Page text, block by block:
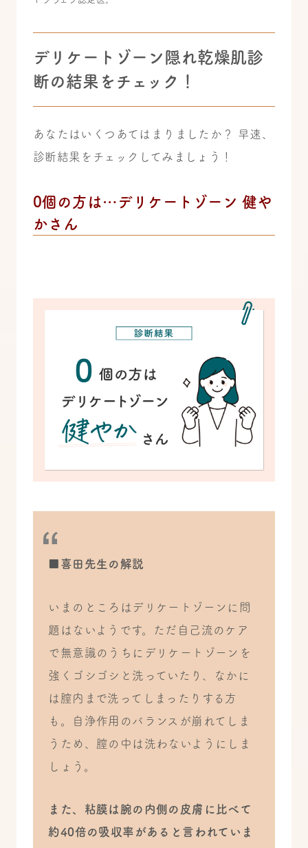
デリケートゾーン隠れ乾燥肌診
断の結果をチェック！
あなたはいくつあてはまりましたか？ 早速、
診断結果をチェックしてみましょう！
0個の方は…デリケートゾーン 健や
かさん
■喜田先生の解説
いまのところはデリケートゾーンに問
題はないようです。ただ自己流のケア
で無意識のうちにデリケートゾーンを
強くゴシゴシと洗っていたり、なかに
は膣内まで洗ってしまったりする方
も。自浄作用のバランスが崩れてしま
うため、膣の中は洗わないようにしま
しょう。
また、粘膜は腕の内側の皮膚に比べて
約40倍の吸収率があると言われていま